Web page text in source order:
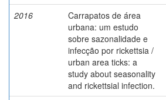
2016
Carrapatos de área
urbana: um estudo
sobre sazonalidade e
infecção por rickettsia /
urban area ticks: a
study about seasonality
and rickettsial infection.